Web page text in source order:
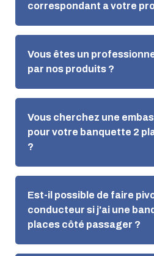
correspondant a votre
Vous êtes un
par nos produits ?
Vous cherchez une
pour votre banquette 2
?
Est-il possible de faire
conducteur si j'ai une
places côté passager ?